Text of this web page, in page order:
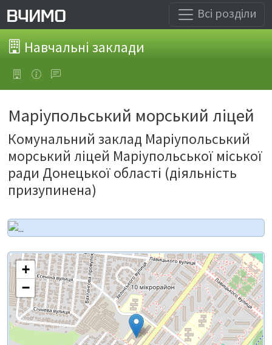
Всі розділи
Навчальні заклади
Маріупольський морський ліцей
Комунальний заклад Маріупольський
морський ліцей Маріупольської міської
ради Донецької області (діяльність
призупинена)
+
−